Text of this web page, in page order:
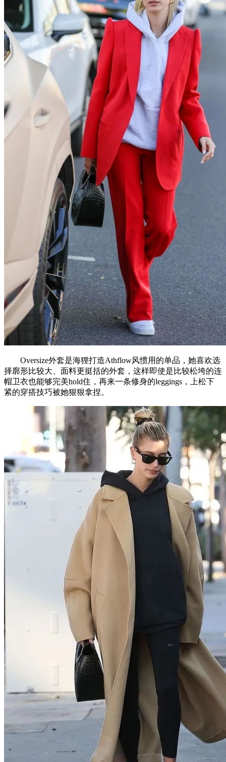
Oversize外套是海狸打造Athflow风惯用的单品，她喜欢选
择廓形比较大、面料更挺括的外套，这样即使是比较松垮的连
帽卫衣也能够完美hold住，再来一条修身的leggings，上松下
紧的穿搭技巧被她狠狠拿捏。